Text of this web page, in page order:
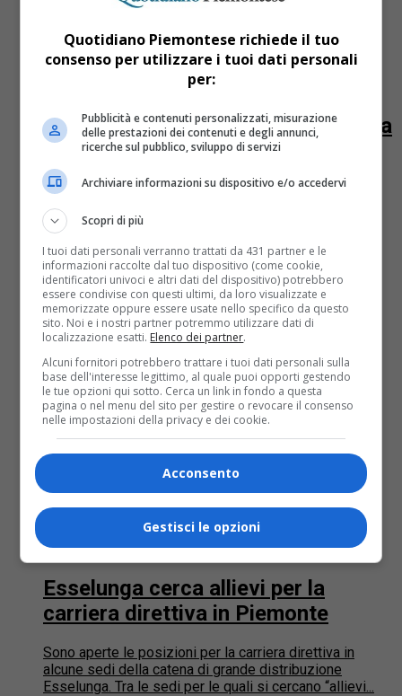
Alessandria10 anni fa
Esselunga ritira la salsiccia in punta
di coltello
Esselunga ha ritirato dai suoi scaffali il prodotto
“Salsiccia in punta di coltello”. Sull’etichetta si legge
“salsiccia fresca di puro suino a macina grossa,
Alessandria11 anni fa
Esselunga cerca allievi per la
carriera direttiva in Piemonte
Sono aperte le posizioni per la carriera direttiva in
alcune sedi della catena di grande distribuzione
Esselunga. Tra le sedi per le quali si cercano “allievi...
Quotidiano Piemontese richiede il tuo
consenso per utilizzare i tuoi dati personali
per:
Pubblicità e contenuti personalizzati, misurazione
delle prestazioni dei contenuti e degli annunci,
ricerche sul pubblico, sviluppo di servizi
Archiviare informazioni su dispositivo e/o accedervi
Scopri di più
I tuoi dati personali verranno trattati da 431 partner e le
informazioni raccolte dal tuo dispositivo (come cookie,
identificatori univoci e altri dati del dispositivo) potrebbero
essere condivise con questi ultimi, da loro visualizzate e
memorizzate oppure essere usate nello specifico da questo
sito. Noi e i nostri partner potremmo utilizzare dati di
localizzazione esatti. Elenco dei partner.
Alcuni fornitori potrebbero trattare i tuoi dati personali sulla
base dell'interesse legittimo, al quale puoi opporti gestendo
le tue opzioni qui sotto. Cerca un link in fondo a questa
pagina o nel menu del sito per gestire o revocare il consenso
nelle impostazioni della privacy e dei cookie.
Acconsento
Gestisci le opzioni